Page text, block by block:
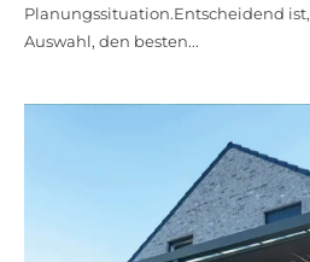
Planungssituation.Entscheidend
Auswahl, den besten...